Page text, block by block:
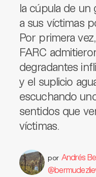
la cúpula de un
a sus víctimas
Por primera
FARC
degradantes
y el suplicio
escuchando
sentidos que
víctimas.
por Andrés